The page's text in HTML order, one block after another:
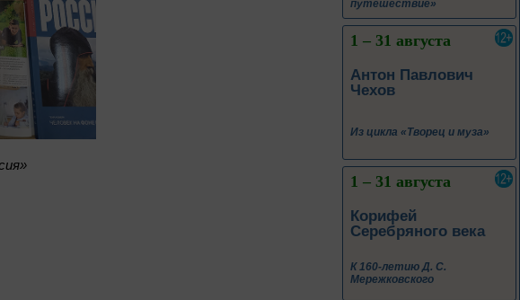
1 – 31 августа
Корифей
Серебряного века
К 160-летию Д. С.
Мережковского
До конца года
Терроризм без масок